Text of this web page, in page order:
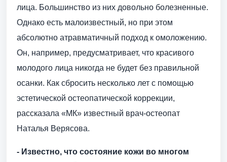
лица. Большинство из них довольно болезненные.
Однако есть малоизвестный, но при этом
абсолютно атравматичный подход к омоложению.
Он, например, предусматривает, что красивого
молодого лица никогда не будет без правильной
осанки. Как сбросить несколько лет с помощью
эстетической остеопатической коррекции,
рассказала «МК» известный врач-остеопат
Наталья Верясова.
- Известно, что состояние кожи во многом